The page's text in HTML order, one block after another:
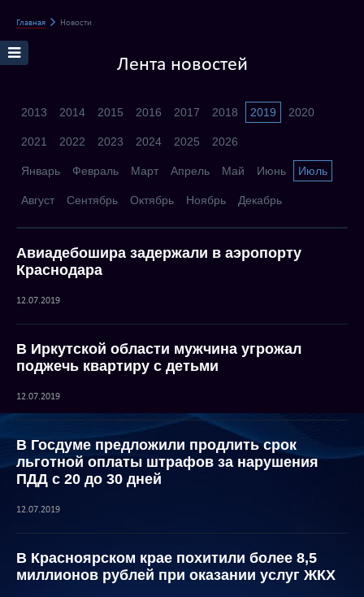
Главная Новости
Лента новостей
2013 2014 2015 2016 2017 2018 2019 2020
2021 2022 2023 2024 2025 2026
Январь Февраль Март Апрель Май Июнь Июль
Август Сентябрь Октябрь Ноябрь Декабрь
Авиадебошира задержали в аэропорту
Краснодара
12.07.2019
В Иркутской области мужчина угрожал
поджечь квартиру с детьми
12.07.2019
В Госдуме предложили продлить срок
льготной оплаты штрафов за нарушения
ПДД с 20 до 30 дней
12.07.2019
В Красноярском крае похитили более 8,5
миллионов рублей при оказании услуг ЖКХ